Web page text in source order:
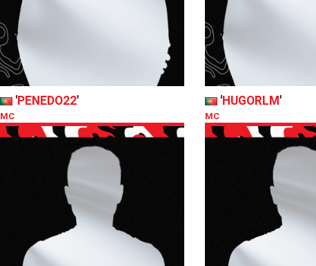
'PENEDO22'
MC
'HUGORLM'
MC